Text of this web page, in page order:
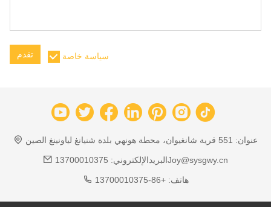
تقدم سياسة خاصة
عنوان: 551 قرية شانغيوان، محطة هونهي بلدة شنيانغ لياونينغ الصين
البريدالإلكتروني:13700010375Joy@sysgwy.cn
هاتف: +86-13700010375